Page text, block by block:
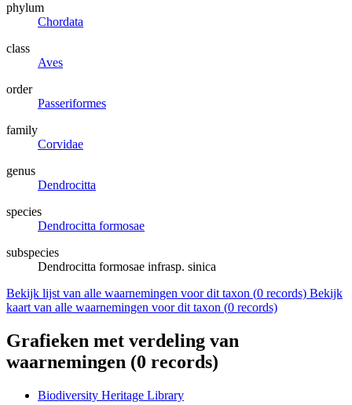
phylum
Chordata
class
Aves
order
Passeriformes
family
Corvidae
genus
Dendrocitta
species
Dendrocitta formosae
subspecies
Dendrocitta formosae infrasp. sinica
Bekijk lijst van alle waarnemingen voor dit taxon (0 records) Bekijk
kaart van alle waarnemingen voor dit taxon (0 records)
Grafieken met verdeling van
waarnemingen (0 records)
Biodiversity Heritage Library